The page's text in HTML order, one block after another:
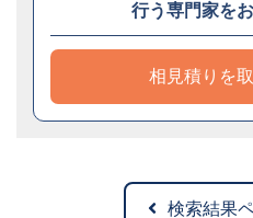
行う専門家を
相見積りを
検索結果